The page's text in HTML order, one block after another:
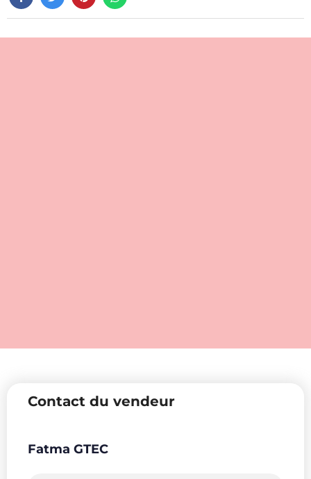
Contact du vendeur
Fatma GTEC